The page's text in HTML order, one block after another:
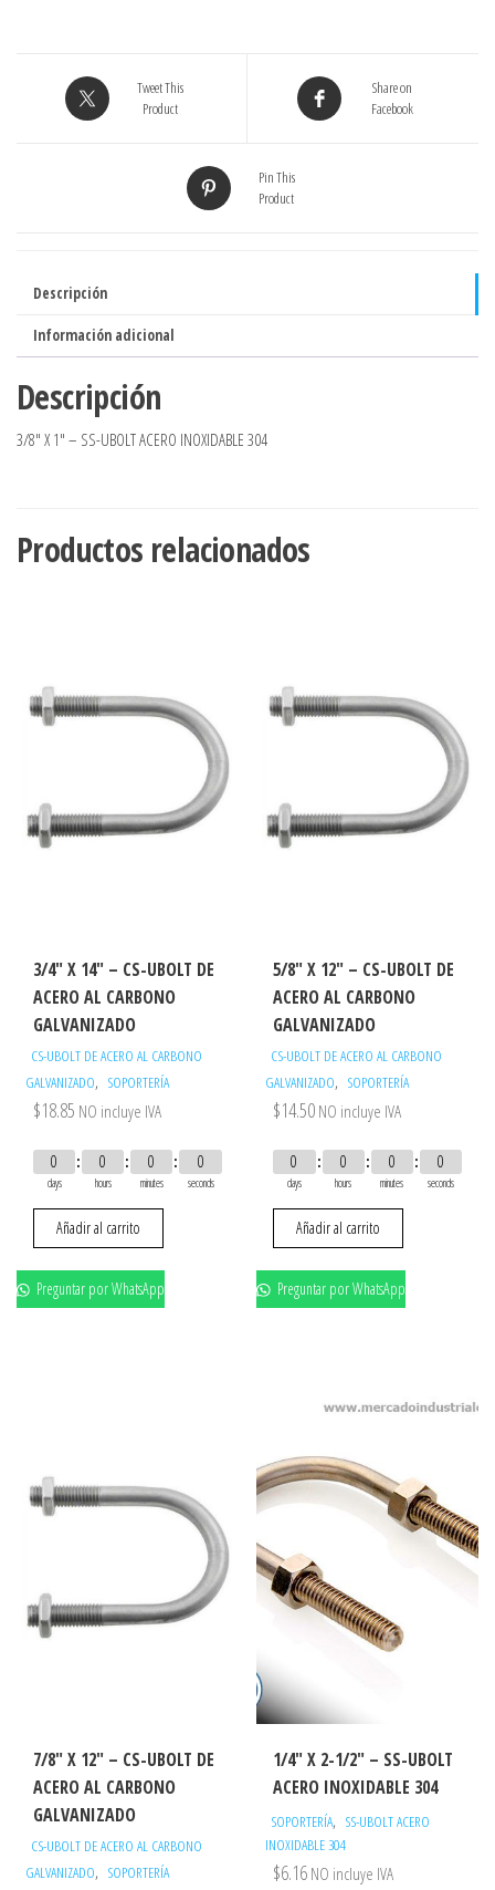
cantidad
Tweet This
Product
Share on
Facebook
Pin This
Product
Descripción
Información adicional
Descripción
3/8″ X 1″ – SS-UBOLT ACERO INOXIDABLE 304
Productos relacionados
3/4″ X 14″ – CS-UBOLT DE
ACERO AL CARBONO
GALVANIZADO
CS-UBOLT DE ACERO AL CARBONO
GALVANIZADO, SOPORTERÍA
$18.85 NO incluye IVA
0
days
0
hours
0
minutes
0
seconds
Añadir al carrito
Preguntar por WhatsApp
5/8″ X 12″ – CS-UBOLT DE
ACERO AL CARBONO
GALVANIZADO
CS-UBOLT DE ACERO AL CARBONO
GALVANIZADO, SOPORTERÍA
$14.50 NO incluye IVA
0
days
0
hours
0
minutes
0
seconds
Añadir al carrito
Preguntar por WhatsApp
7/8″ X 12″ – CS-UBOLT DE
ACERO AL CARBONO
GALVANIZADO
CS-UBOLT DE ACERO AL CARBONO
GALVANIZADO, SOPORTERÍA
1/4″ X 2-1/2″ – SS-UBOLT
ACERO INOXIDABLE 304
SOPORTERÍA, SS-UBOLT ACERO
INOXIDABLE 304
$6.16 NO incluye IVA